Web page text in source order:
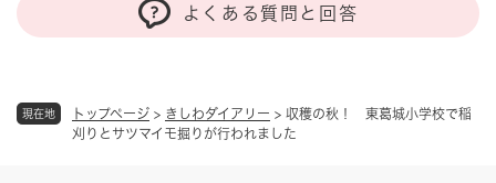
現在地 トップページ > きしわダイアリー > 収穫の秋！ 東葛城小学校で稲
刈りとサツマイモ掘りが行われました
よくある質問と回答